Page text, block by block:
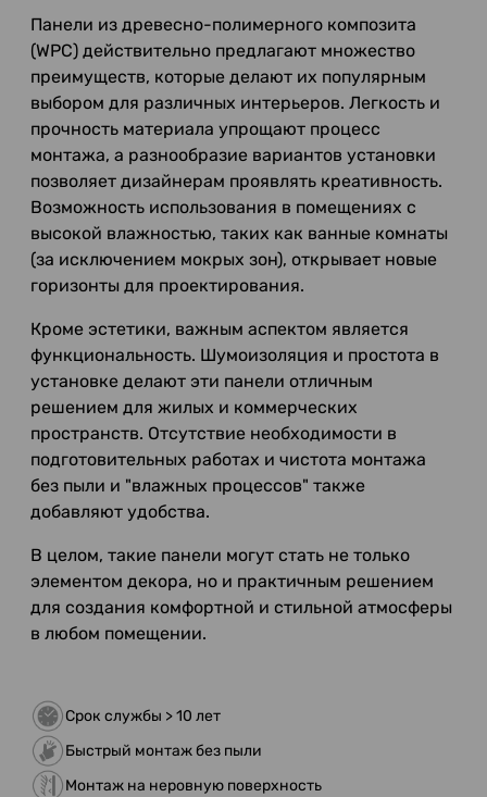
Панели из древесно-полимерного композита
(WPC) действительно предлагают множество
преимуществ, которые делают их популярным
выбором для различных интерьеров. Легкость и
прочность материала упрощают процесс
монтажа, а разнообразие вариантов установки
позволяет дизайнерам проявлять креативность.
Возможность использования в помещениях с
высокой влажностью, таких как ванные комнаты
(за исключением мокрых зон), открывает новые
горизонты для проектирования.
Кроме эстетики, важным аспектом является
функциональность. Шумоизоляция и простота в
установке делают эти панели отличным
решением для жилых и коммерческих
пространств. Отсутствие необходимости в
подготовительных работах и чистота монтажа
без пыли и "влажных процессов" также
добавляют удобства.
В целом, такие панели могут стать не только
элементом декора, но и практичным решением
для создания комфортной и стильной атмосферы
в любом помещении.
Срок службы > 10 лет
Быстрый монтаж без пыли
Монтаж на неровную поверхность